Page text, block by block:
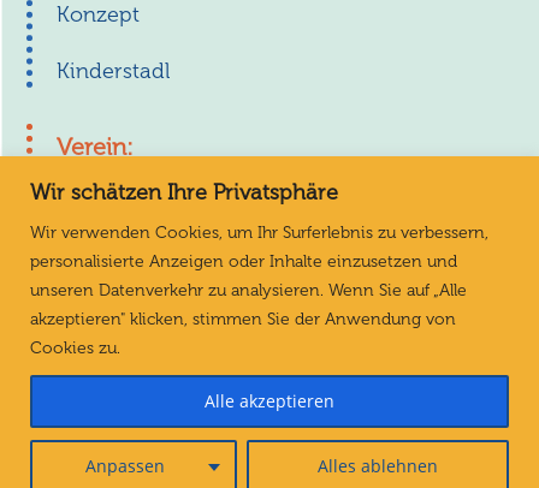
Wir schätzen Ihre Privatsphäre
Wir verwenden Cookies, um Ihr Surferlebnis zu verbessern,
personalisierte Anzeigen oder Inhalte einzusetzen und
unseren Datenverkehr zu analysieren. Wenn Sie auf „Alle
akzeptieren" klicken, stimmen Sie der Anwendung von
Cookies zu.
Anpassen Alles ablehnen
Alle akzeptieren
Konzept
Kinderstadl
Verein:
Aufgaben
Geschichte
Mitglied werden
Spenden
Impressum
Datenschutzerklärung